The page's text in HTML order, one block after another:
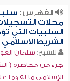
الفهرس:
محلات
السلبيات التي
الشريط الاسلامي
للشيخ: سلمان
جزء من محاضرة (
الإسلامي ما له وما